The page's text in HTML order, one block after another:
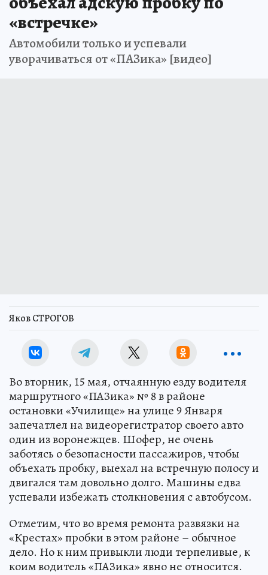
«встречке»
Автомобили только и успевали
уворачиваться от «ПАЗика» [видео]
Яков СТРОГОВ
Во вторник, 15 мая, отчаянную езду водителя
маршрутного «ПАЗика» № 8 в районе
остановки «Училище» на улице 9 Января
запечатлел на видеорегистратор своего авто
один из воронежцев. Шофер, не очень
заботясь о безопасности пассажиров, чтобы
объехать пробку, выехал на встречную полосу и
двигался там довольно долго. Машины едва
успевали избежать столкновения с автобусом.
Отметим, что во время ремонта развязки на
«Крестах» пробки в этом районе – обычное
дело. Но к ним привыкли люди терпеливые, к
коим водитель «ПАЗика» явно не относится.